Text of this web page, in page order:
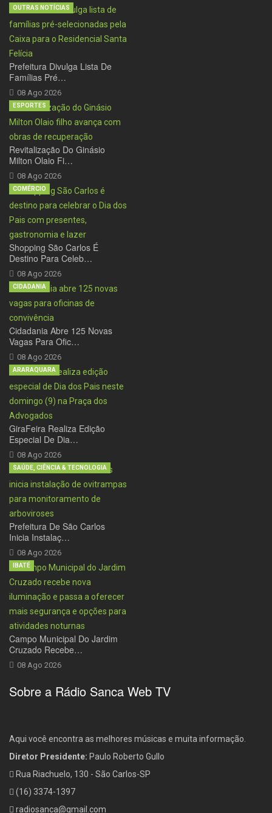
Prefeitura Divulga Lista De
Famílias Pré…
08 Ago 2026
OUTRAS NOTÍCIAS
Revitalização Do Ginásio
Milton Olaio Fi…
08 Ago 2026
ESPORTES
Shopping São Carlos É
Destino Para Celeb…
08 Ago 2026
COMÉRCIO
Cidadania Abre 125 Novas
Vagas Para Ofic…
08 Ago 2026
CIDADANIA
GiraFeira Realiza Edição
Especial De Dia…
08 Ago 2026
ARARAQUARA
Prefeitura De São Carlos
Inicia Instalaç…
08 Ago 2026
SAÚDE, CIÊNCIA & TECNOLOGIA
Campo Municipal Do Jardim
Cruzado Recebe…
08 Ago 2026
IBATÉ
Sobre a Rádio Sanca Web TV
Aqui você encontra as melhores músicas e muita informação.
Diretor Presidente: Paulo Roberto Gullo
Rua Riachuelo, 130 - São Carlos-SP
(16) 3374-1397
radiosanca@gmail.com